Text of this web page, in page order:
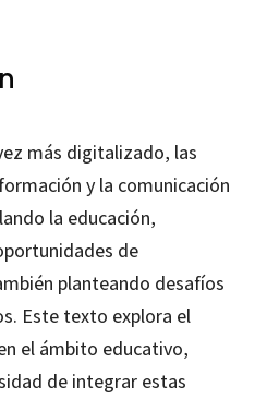
más digitalizado, las
y la comunicación
la educación,
de
planteando desafíos
Este texto explora el
el ámbito educativo,
de integrar estas